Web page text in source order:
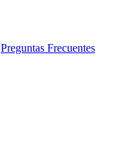
Preguntas Frecuentes